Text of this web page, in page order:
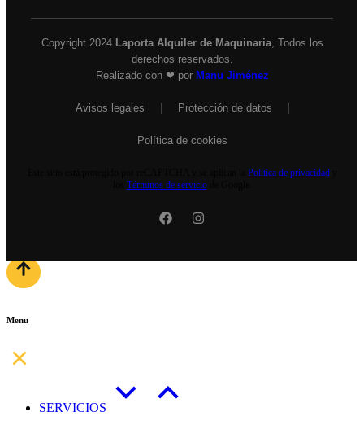
Copyright 2024 Laporta Alquiler de Maquinaria, Todos los
derechos reservados.
Realizado con ❤ por Manu Jiménez
Avisos legales Protección de datos
Política de cookies
Política de privacidady
Términos de serviciode Google.
Menu
SERVICIOS